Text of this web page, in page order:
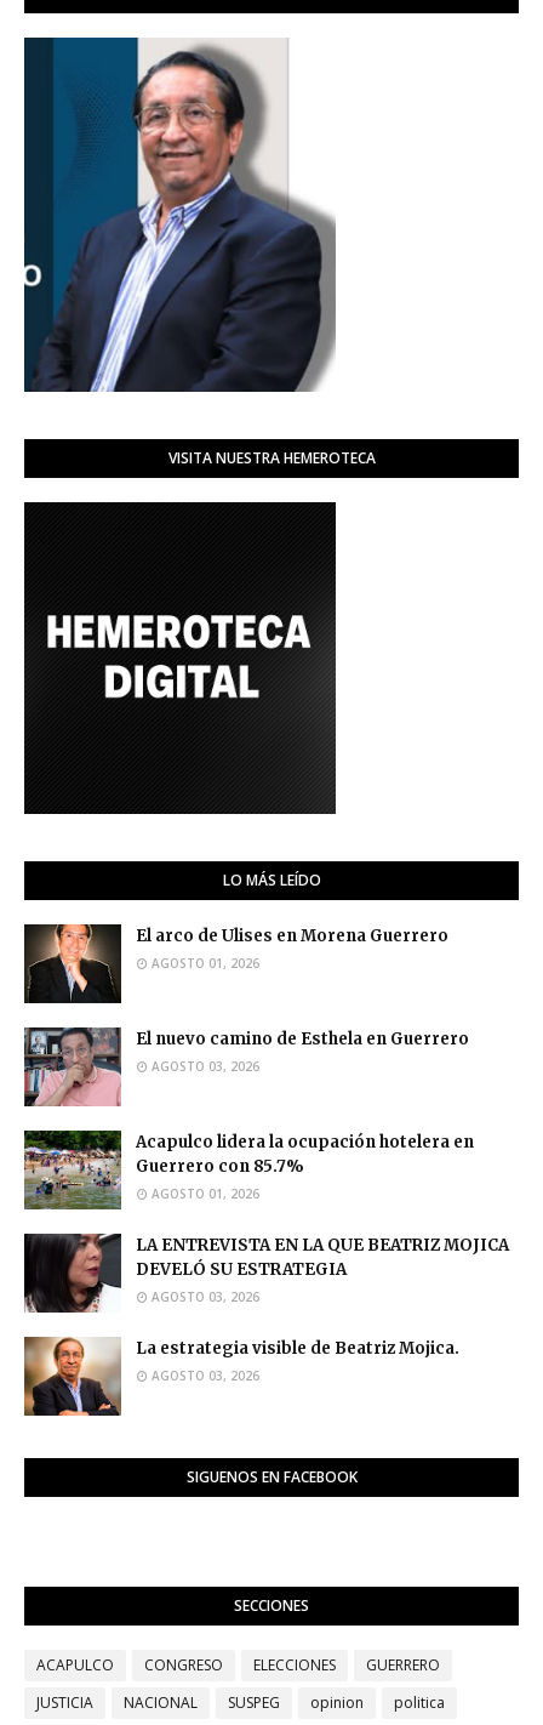
VISITA NUESTRA HEMEROTECA
LO MÁS LEÍDO
El arco de Ulises en Morena Guerrero
AGOSTO 01, 2026
El nuevo camino de Esthela en Guerrero
AGOSTO 03, 2026
Acapulco lidera la ocupación hotelera en
Guerrero con 85.7%
AGOSTO 01, 2026
LA ENTREVISTA EN LA QUE BEATRIZ MOJICA
DEVELÓ SU ESTRATEGIA
AGOSTO 03, 2026
La estrategia visible de Beatriz Mojica.
AGOSTO 03, 2026
SIGUENOS EN FACEBOOK
SECCIONES
ACAPULCO CONGRESO ELECCIONES
GUERRERO
JUSTICIA
NACIONAL SUSPEG opinion
politica